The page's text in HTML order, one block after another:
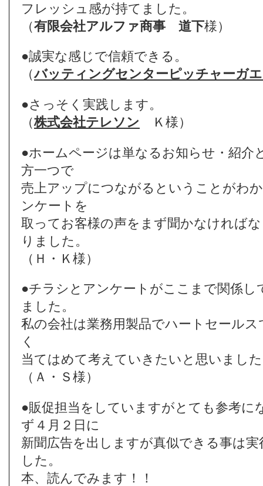
フレッシュ感が持てました。
（有限会社アルファ商事 道下様）
●誠実な感じで信頼できる。
（バッティングセンターピッチャーガ
●さっそく実践します。
（株式会社テレソン Ｋ様）
●ホームページは単なるお知らせ・紹介
方一つで
売上アップにつながるということがわ
ンケートを
取ってお客様の声をまず聞かなければ
りました。
（Ｈ・Ｋ様）
●チラシとアンケートがここまで関係し
ました。
私の会社は業務用製品でハートセール
く
当てはめて考えていきたいと思いまし
（Ａ・Ｓ様）
●販促担当をしていますがとても参考に
ず４月２日に
新聞広告を出しますが真似できる事は
した。
本、読んでみます！！